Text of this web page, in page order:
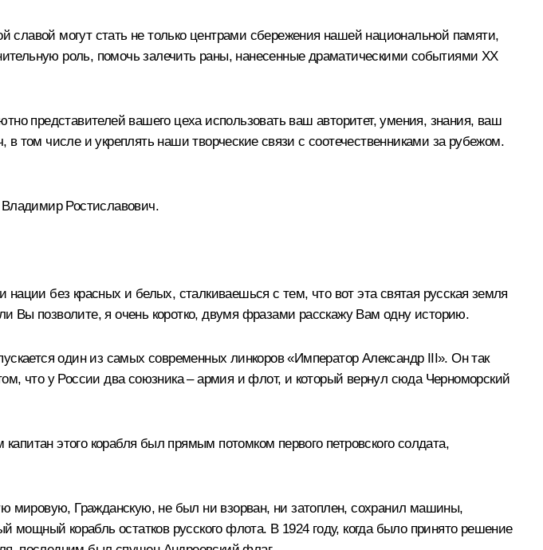
могут стать не только центрами сбережения нашей национальной памяти,
роль, помочь залечить раны, нанесенные драматическими событиями XX
представителей вашего цеха использовать ваш авторитет, умения, знания, ваш
том числе и укреплять наши творческие связи с соотечественниками за рубежом.
Ростиславович.
без красных и белых, сталкиваешься с тем, что вот эта святая русская земля
Вы позволите, я очень коротко, двумя фразами расскажу Вам одну историю.
один из самых современных линкоров «Император Александр III». Он так
что у России два союзника – армия и флот, и который вернул сюда Черноморский
этого корабля был прямым потомком первого петровского солдата,
мировую, Гражданскую, не был ни взорван, ни затоплен, сохранил машины,
мощный корабль остатков русского флота. В 1924 году, когда было принято решение